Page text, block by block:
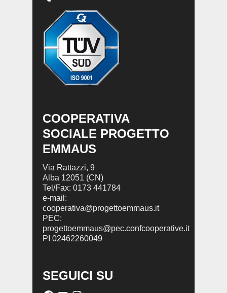
COOPERATIVA
SOCIALE PROGETTO
EMMAUS
Via Rattazzi, 9
Alba 12051 (CN)
Tel/Fax: 0173 441784
e-mail:
cooperativa@progettoemmaus.it
PEC:
progettoemmaus@pec.confcooperative.it
PI 02462260049
SEGUICI SU